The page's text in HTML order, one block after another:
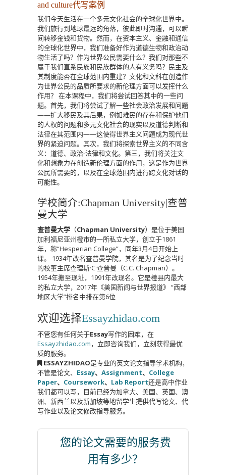
and culture代写案例
我们今天生活在一个多元文化社会的全球化世界中。
我们旅行到地球最远的角落，彼此即时沟通，可以瞬
间转移金钱和货物。然而，在资本主义、金融和通信
的全球化世界中，我们准备好作为道德生物和政治动
物生活了吗？作为世界公民需要什么？我们对那些不
属于我们直系民族和民族群体的人有义务吗？民主及
其制度能否在全球范围内重建？文化和文科在创造作
为世界公民的品质所要求的新伦理方面可以发挥什么
作用？ 在本课程中，我们将尝试回答其中的一些问
题。首先，我们将尝试了解一些社会政治发展和问题
——扩大移民及其后果，例如难民的存在和保护他们
的人权的问题和多元文化社会的现实以及道德判断和
法律在其范围内——这使得世界主义问题成为现代世
界的紧迫问题。其次，我们将探索世界主义的不同含
义：道德、政治-法律和文化。第三，我们将关注文
化和想象力在创造新伦理方面的作用，这是作为世界
公民所需要的，以及在全球范围内进行跨文化对话的
可能性。
学校简介:Chapman University|查普
曼大学
查普曼大学 （Chapman University）是位于美国
加利福尼亚州橙市的一所私立大学，创立于1861
年，称“Hesperian College”，同年3月4日开始上
课。 1934年改名查普曼学院，其名是为了纪念当时
的校董主席查理斯·C·查普曼（C.C. Chapman）。
1954年搬至现址，1991年改现名。它是橙县内最大
的私立大学，2017年《美国新闻与世界报道》 “西部
地区大学”排名中排在第6位
欢迎选择Essayzhidao.com
不管您有任何关于Essay写作的困难，在
Essayzhidao.com，立即咨询我们，立刻获得最优
质的服务。
ESSAYZHIDAO是专业的英文论文指导学术机构，
不管是论文、 Essay、 Assignment、 College
Paper、 Coursework、 Lab Report还是高中作业
我们都可以写，目前已经为加拿大、美国、英国、澳
洲、新西兰以及新加坡等地留学生提供代写论文、代
写作业以及论文修改指导服务。
您的论文需要的服务费
用有多少？